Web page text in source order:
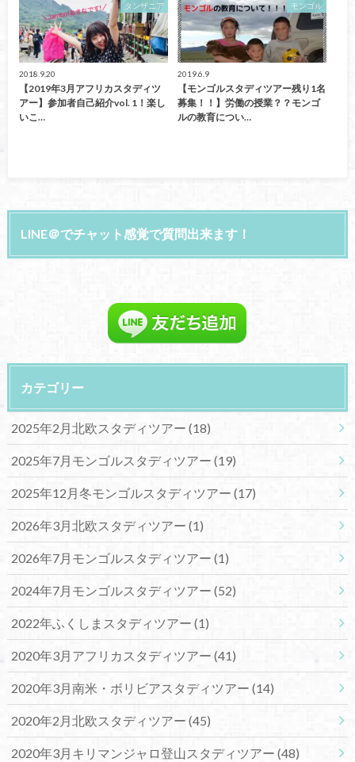
タンザニア
2018.9.20
【2019年3月アフリカスタディツ
アー】参加者自己紹介vol. 1！楽し
いこ…
モンゴル
2019.6.9
【モンゴルスタディツアー残り1名
募集！！】労働の授業？？モンゴ
ルの教育につい…
LINE＠でチャット感覚で質問出来ます！
カテゴリー
2025年2月北欧スタディツアー (18)
2025年7月モンゴルスタディツアー (19)
2025年12月冬モンゴルスタディツアー (17)
2026年3月北欧スタディツアー (1)
2026年7月モンゴルスタディツアー (1)
2024年7月モンゴルスタディツアー (52)
2022年ふくしまスタディツアー (1)
2020年3月アフリカスタディツアー (41)
2020年3月南米・ボリビアスタディツアー (14)
2020年2月北欧スタディツアー (45)
2020年3月キリマンジャロ登山スタディツアー (48)